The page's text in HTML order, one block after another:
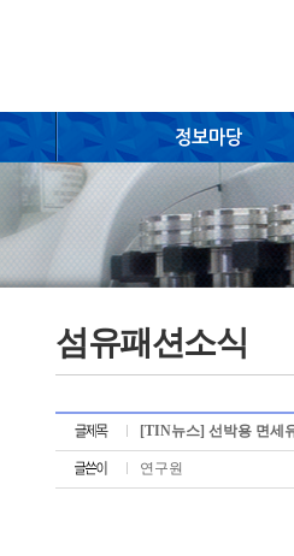
섬유패션소식
[TIN뉴스] 선박용 면세
연구원